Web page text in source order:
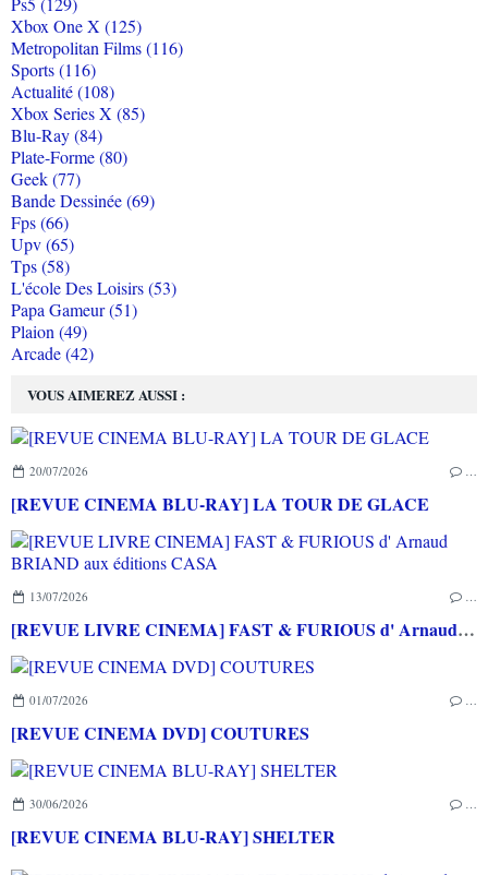
VOUS AIMEREZ AUSSI :
20/07/2026
[REVUE CINEMA BLU-RAY] LA TOUR DE GLACE
13/07/2026
[REVUE LIVRE CINEMA] FAST & FURIOUS d' Arnaud BRIAND aux éditions CASA
01/07/2026
[REVUE CINEMA DVD] COUTURES
30/06/2026
[REVUE CINEMA BLU-RAY] SHELTER
Xbox One X (125)
Metropolitan Films (116)
Sports (116)
Actualité (108)
Xbox Series X (85)
Blu-Ray (84)
Plate-Forme (80)
Geek (77)
Bande Dessinée (69)
Fps (66)
Upv (65)
Tps (58)
L'école Des Loisirs (53)
Papa Gameur (51)
Plaion (49)
Arcade (42)